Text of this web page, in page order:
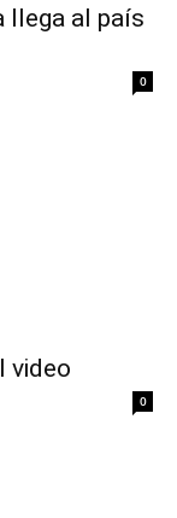
llega al país
0
video
0